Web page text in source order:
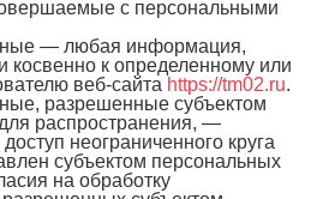
с персональными
— любая информация,
косвенно к определенному или
веб-сайта https://tm02.ru.
разрешенные субъектом
распространения, —
неограниченного круга
субъектом персональных
на обработку